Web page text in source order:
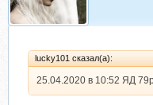
lucky101 сказал(а):
25.04.2020 в 10:52 ЯД